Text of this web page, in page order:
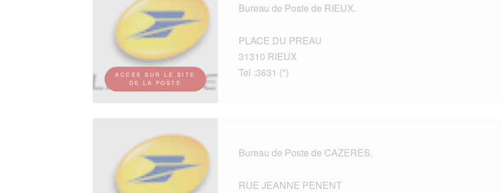
ACCES SUR LE SITE
DE LA POSTE
Bureau de Poste de RIEUX.
PLACE DU PREAU
31310 RIEUX
Tel :3631 (*)
Bureau de Poste de CAZERES.
RUE JEANNE PENENT